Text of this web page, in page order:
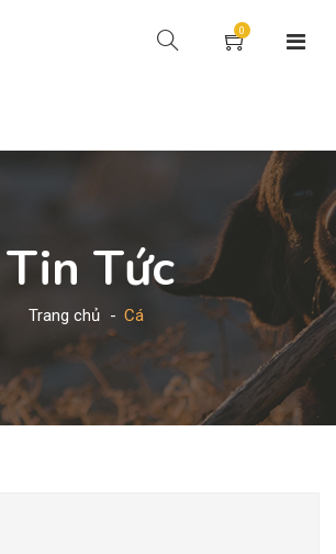
0
Tin Tức
Trang chủ Cá